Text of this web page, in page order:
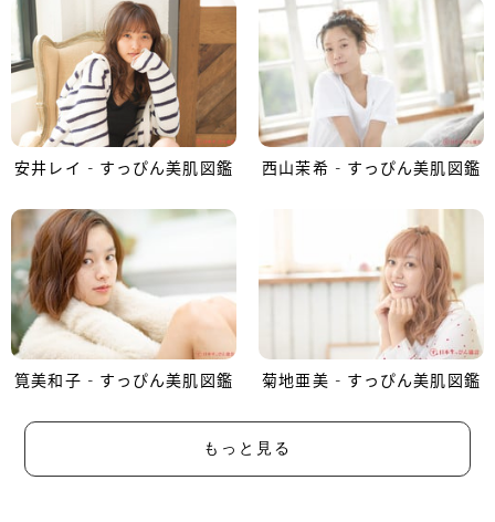
安井レイ - すっぴん美肌図鑑 西山茉希 - すっぴん美肌図鑑
筧美和子 - すっぴん美肌図鑑 菊地亜美 - すっぴん美肌図鑑
もっと見る